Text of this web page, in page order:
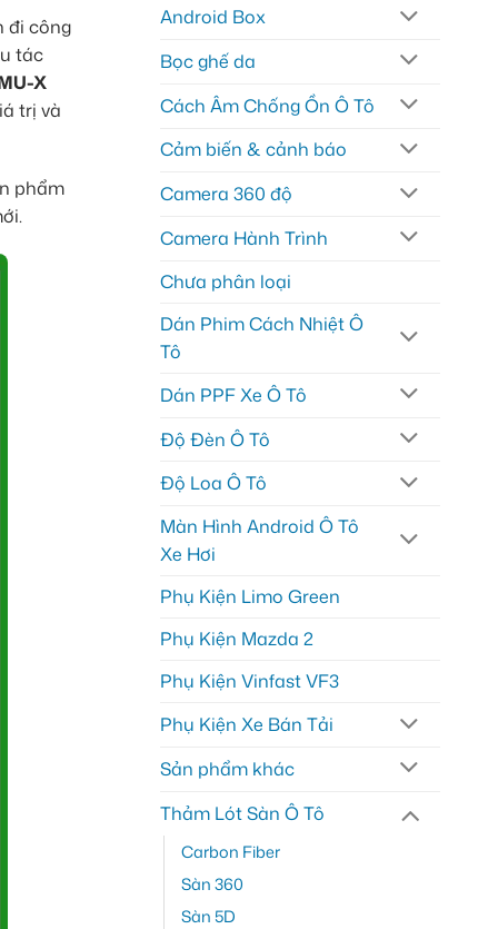
đi công
tác
X
trị và
phẩm
Android Box
Bọc ghế da
Cách Âm Chống Ồn Ô Tô
Cảm biến & cảnh báo
Camera 360 độ
Camera Hành Trình
Chưa phân loại
Dán Phim Cách Nhiệt Ô
Tô
Dán PPF Xe Ô Tô
Độ Đèn Ô Tô
Độ Loa Ô Tô
Màn Hình Android Ô Tô
Xe Hơi
Phụ Kiện Limo Green
Phụ Kiện Mazda 2
Phụ Kiện Vinfast VF3
Phụ Kiện Xe Bán Tải
Sản phẩm khác
Thảm Lót Sàn Ô Tô
Carbon Fiber
Sàn 360
Sàn 5D